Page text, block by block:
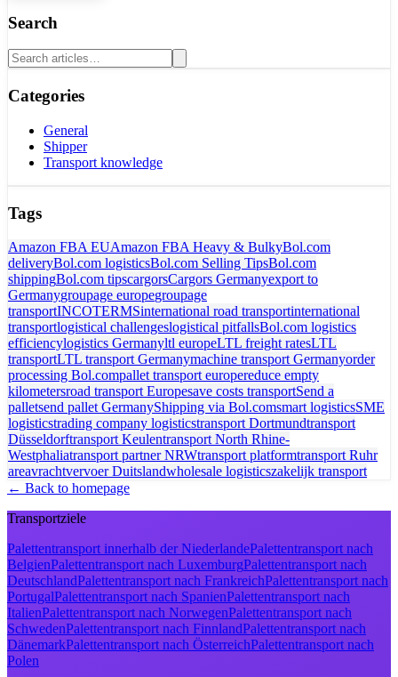
Search
Categories
General
Shipper
Transport knowledge
Tags
Amazon FBA EUAmazon FBA Heavy & BulkyBol.com
deliveryBol.com logisticsBol.com Selling TipsBol.com
shippingBol.com tipscargorsCargors Germanyexport to
Germanygroupage europegroupage
transportINCOTERMSinternational road transportinternational
transportlogistical challengeslogistical pitfallsBol.com logistics
efficiencylogistics Germanyltl europeLTL freight ratesLTL
transportLTL transport Germanymachine transport Germanyorder
processing Bol.compallet transport europereduce empty
kilometersroad transport Europesave costs transportSend a
palletsend pallet GermanyShipping via Bol.comsmart logisticsSME
logisticstrading company logisticstransport Dortmundtransport
Düsseldorftransport Keulentransport North Rhine-
Westphaliatransport partner NRWtransport platformtransport Ruhr
areavrachtvervoer Duitslandwholesale logisticszakelijk transport
← Back to homepage
Transportziele
Palettentransport innerhalb der NiederlandePalettentransport nach
BelgienPalettentransport nach LuxemburgPalettentransport nach
DeutschlandPalettentransport nach FrankreichPalettentransport nach
PortugalPalettentransport nach SpanienPalettentransport nach
ItalienPalettentransport nach NorwegenPalettentransport nach
SchwedenPalettentransport nach FinnlandPalettentransport nach
DänemarkPalettentransport nach ÖsterreichPalettentransport nach
Polen